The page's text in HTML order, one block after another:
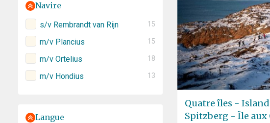
Navire
s/v Rembrandt van Rijn 15
m/v Plancius 15
m/v Ortelius 18
m/v Hondius 13
Langue
Quatre îles -
Spitzberg - Île aux